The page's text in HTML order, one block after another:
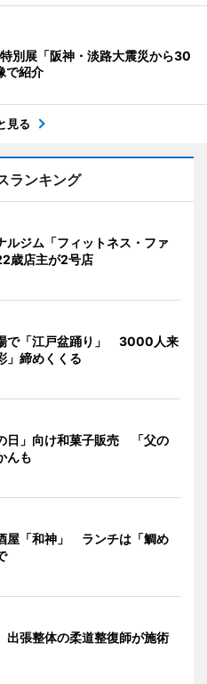
別展「阪神・淡路大震災から30
で紹介
見る
ランキング
ルジム「フィットネス・ファ
歳店主が2号店
で「江戸盆踊り」 3000人来
」締めくくる
日」向け和菓子販売 「父の
んも
屋「和神」 ランチは「鯛め
張整体の柔道整復師が施術